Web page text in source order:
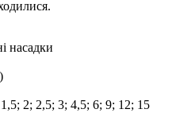
насадки
1,5; 2; 2,5; 3; 4,5; 6; 9; 12; 15